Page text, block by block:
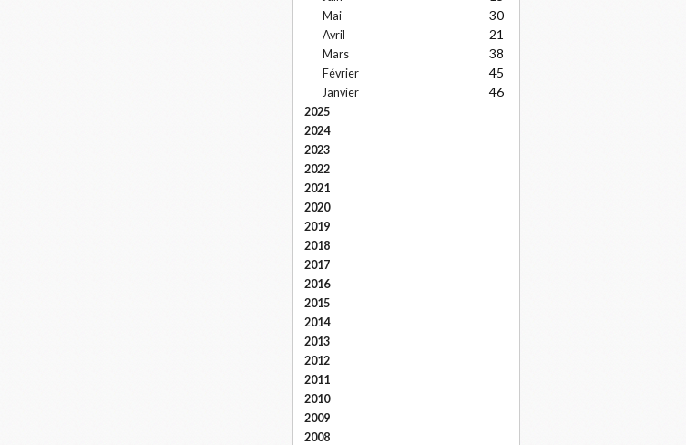
Mai 30
Avril 21
Mars 38
Février 45
Janvier 46
2025
2024
2023
2022
2021
2020
2019
2018
2017
2016
2015
2014
2013
2012
2011
2010
2009
2008